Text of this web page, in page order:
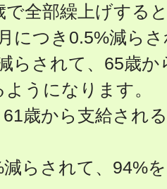
で全部繰上げする
につき0.5%減ら
らされて、65歳
うになります。
歳から支給され
らされて、94%